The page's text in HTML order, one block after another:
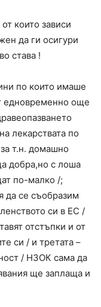
които зависи
да ги осигури
става !
по които имаше
едновременно още
лекарствата по
т.н. домашно
добра,но с лоша
по-малко /;
да се съобразим
си в ЕС /
отстъпки и от
си / и третата –
/ НЗОК сама да
ще заплаща и